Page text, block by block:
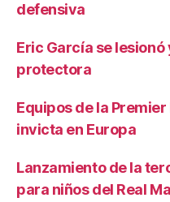
defensiva
Eric García se
protectora
Equipos de la
invicta en Europa
Lanzamiento de la
para niños del Real